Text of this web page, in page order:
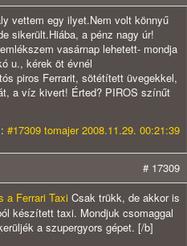
vettem egy ilyet.Nem volt könnyű
sikerült.Hiába, a pénz nagy úr!
vasárnap lehetett- mondja
u., kérek öt évnél
piros Ferrarit, sötétített üvegekkel,
a víz kivert! Érted? PIROS színűt
#17309 tomajer 2008.11.29. 00:21:39
# 17309
a Ferrari Taxi Csak trükk, de akkor is
készített taxi. Mondjuk csomaggal
a szupergyors gépet. [/b]